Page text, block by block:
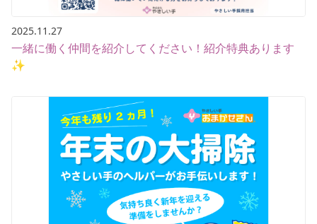
2025.11.27
一緒に働く仲間を紹介してください！紹介特典あります
✨